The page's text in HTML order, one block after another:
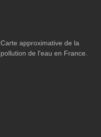
Carte approximative de la
pollution de l'eau en France.